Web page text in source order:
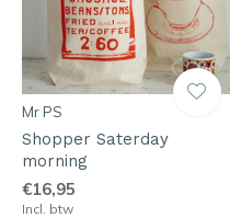
Mr PS
Shopper Saterday
morning
€16,95
Incl. btw